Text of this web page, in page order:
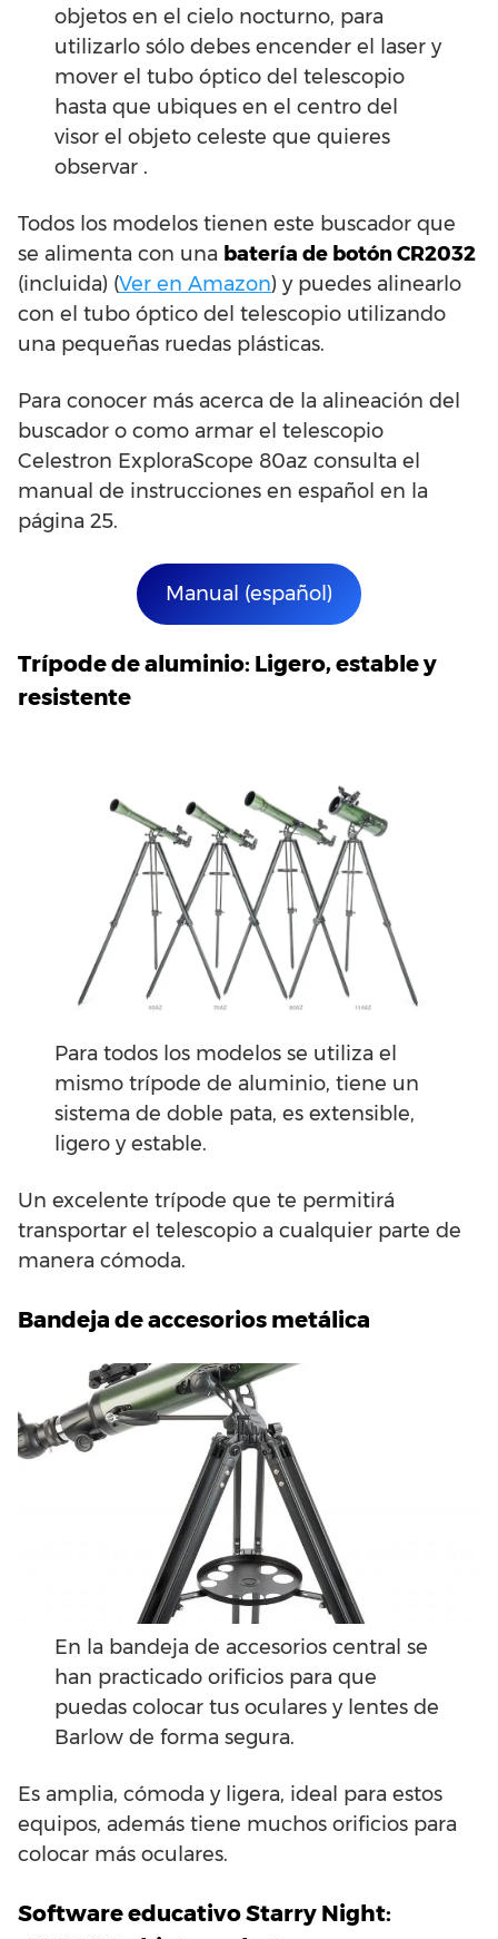
objetos en el cielo nocturno, para
utilizarlo sólo debes encender el laser y
mover el tubo óptico del telescopio
hasta que ubiques en el centro del
visor el objeto celeste que quieres
observar .
Todos los modelos tienen este buscador que
se alimenta con una batería de botón CR2032
(incluida) (Ver en Amazon) y puedes alinearlo
con el tubo óptico del telescopio utilizando
una pequeñas ruedas plásticas.
Para conocer más acerca de la alineación del
buscador o como armar el telescopio
Celestron ExploraScope 80az consulta el
manual de instrucciones en español en la
página 25.
Manual (español)
Trípode de aluminio: Ligero, estable y
resistente
Para todos los modelos se utiliza el
mismo trípode de aluminio, tiene un
sistema de doble pata, es extensible,
ligero y estable.
Un excelente trípode que te permitirá
transportar el telescopio a cualquier parte de
manera cómoda.
Bandeja de accesorios metálica
En la bandeja de accesorios central se
han practicado orificios para que
puedas colocar tus oculares y lentes de
Barlow de forma segura.
Es amplia, cómoda y ligera, ideal para estos
equipos, además tiene muchos orificios para
colocar más oculares.
Software educativo Starry Night: